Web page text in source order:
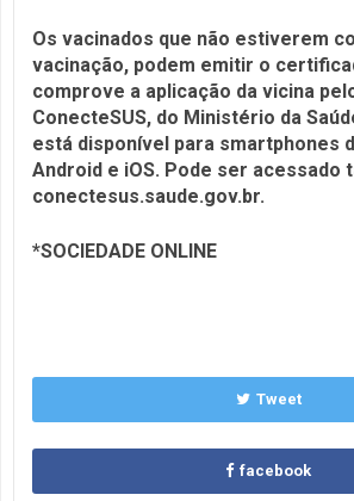
Os vacinados que não estiverem
vacinação, podem emitir o
comprove a aplicação da vicina
ConecteSUS, do Ministério da
está disponível para smartphones
Android e iOS. Pode ser acessado
conectesus.saude.gov.br.
*SOCIEDADE ONLINE
Tweet
facebook